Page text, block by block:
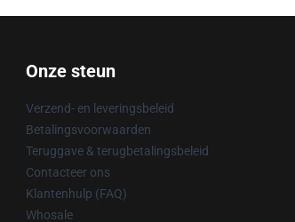
Onze steun
Verzend- en leveringsbeleid
Betalingsvoorwaarden
Teruggave & terugbetalingsbeleid
Contacteer ons
Klantenhulp (FAQ)
Whosale